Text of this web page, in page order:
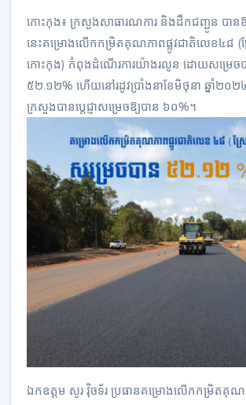
កោះកុង៖ ក្រសួងសាធារណការ និងដឹកជញ្ជូន បានឱ្យ
នេះគម្រោងលើកកម្រិតគុណភាពផ្លូវជាតិលេខ៤៨
កោះកុង) កំពុងដំណើរការយ៉ាងរលូន ដោយសម្រេច
៥២.១២% ហើយនៅរដូវប្រាំងនាខែមិថុនា ឆ្នាំ២០២
ក្រសួងបានប្តេជ្ញាសម្រេចឱ្យបាន ៦០%។
ឯកឧត្តម សូរ វ៉ិចទ័រ ប្រធានគម្រោងលើកកម្រិតគុណ